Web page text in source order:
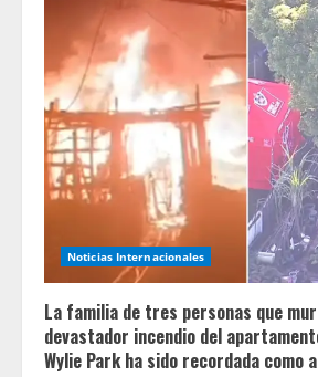
Noticias Internacionales
La familia de tres personas que
devastador incendio del
Wylie Park ha sido recordada como